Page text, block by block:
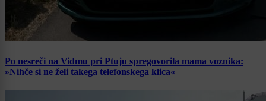
Po nesreči na Vidmu pri Ptuju spregovorila mama voznika:
»Nihče si ne želi takega telefonskega klica«